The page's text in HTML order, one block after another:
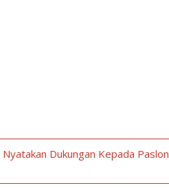
Dukungan Kepada Paslon